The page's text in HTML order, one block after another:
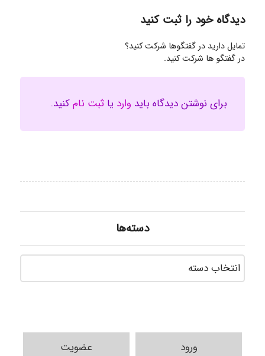
دیدگاه خود را ثبت کنید
تمایل دارید در گفتگوها شرکت کنید؟
در گفتگو ها شرکت کنید.
برای نوشتن دیدگاه باید وارد یا ثبت نامکنید.
دسته‌ها
ورود عضویت